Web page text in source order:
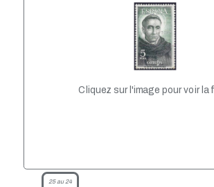
LISA 2001
LISA 2000
Cliquez sur l'image pour voir la
25 au 24